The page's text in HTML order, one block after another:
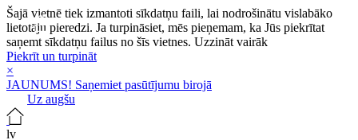
Šajā vietnē tiek izmantoti sīkdatņu faili, lai nodrošinātu vislabāko
lietotāju pieredzi. Ja turpināsiet, mēs pieņemam, ka Jūs piekrītat
saņemt sīkdatņu failus no šīs vietnes. Uzzināt vairāk
Piekrīt un turpināt
×
JAUNUMS! Saņemiet pasūtījumu birojā
Uz augšu
lv